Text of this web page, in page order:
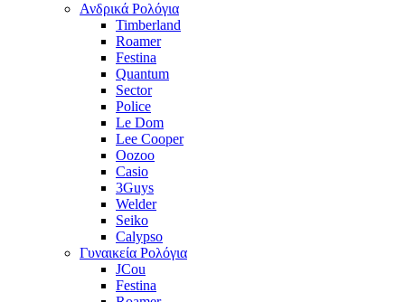
Ανδρικά Ρολόγια
Timberland
Roamer
Festina
Quantum
Sector
Police
Le Dom
Lee Cooper
Oozoo
Casio
3Guys
Welder
Seiko
Calypso
Γυναικεία Ρολόγια
JCou
Festina